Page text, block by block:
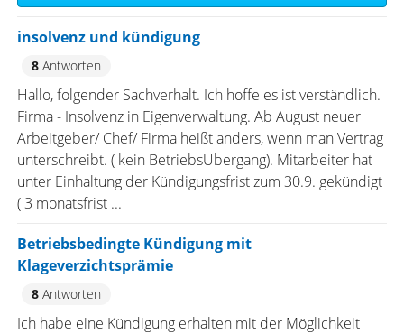
insolvenz und kündigung
8Antworten
Hallo, folgender Sachverhalt. Ich hoffe es ist verständlich.
Firma - Insolvenz in Eigenverwaltung. Ab August neuer
Arbeitgeber/ Chef/ Firma heißt anders, wenn man Vertrag
unterschreibt. ( kein BetriebsÜbergang). Mitarbeiter hat
unter Einhaltung der Kündigungsfrist zum 30.9. gekündigt
( 3 monatsfrist ...
Betriebsbedingte Kündigung mit
Klageverzichtsprämie
8Antworten
Ich habe eine Kündigung erhalten mit der Möglichkeit